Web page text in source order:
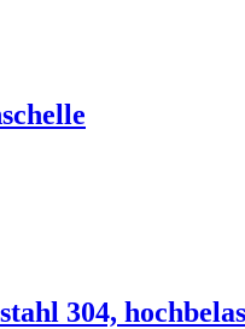
304,